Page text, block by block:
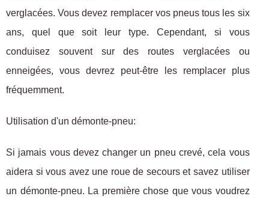
verglacées. Vous devez remplacer vos pneus tous les six
ans, quel que soit leur type. Cependant, si vous
conduisez souvent sur des routes verglacées ou
enneigées, vous devrez peut-être les remplacer plus
fréquemment.
Utilisation d'un démonte-pneu:
Si jamais vous devez changer un pneu crevé, cela vous
aidera si vous avez une roue de secours et savez utiliser
un démonte-pneu. La première chose que vous voudrez